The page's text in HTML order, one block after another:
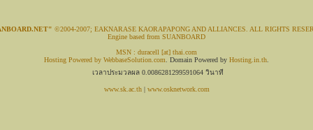
©2004-2007; EAKNARASE KAORAPAPONG AND ALLIANCES. ALL RIGHTS
Engine based from SUANBOARD
MSN : duracell [at] thai.com
Hosting Powered by WebbaseSolution.com . Domain Powered by Hosting.in.th
เวลาประมวลผล 0.0086281299591064 วินาที
www.sk.ac.th| www.osknetwork.com